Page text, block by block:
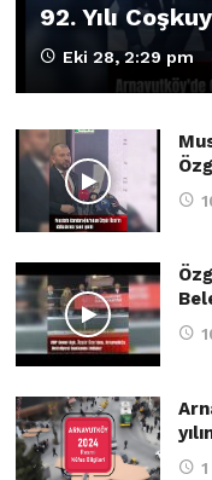
92. Yılı
Eki 28, 2:29 pm